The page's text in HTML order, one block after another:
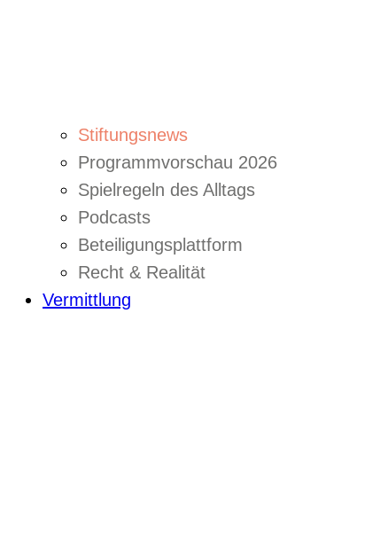
Stiftungsnews
Programmvorschau 2026
Spielregeln des Alltags
Podcasts
Beteiligungsplattform
Recht & Realität
Vermittlung